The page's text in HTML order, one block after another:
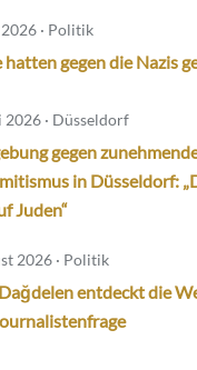
· Politik
hatten gegen die Nazis
2026 · Düsseldorf
gegen
in Düsseldorf:
Juden“
2026 · Politik
entdeckt die